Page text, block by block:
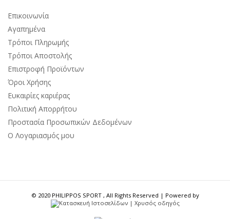
Επικοινωνία
Αγαπημένα
Τρόποι Πληρωμής
Τρόποι Αποστολής
Επιστροφή Προϊόντων
Όροι Χρήσης
Ευκαιρίες καριέρας
Πολιτική Απορρήτου
Προστασία Προσωπικών Δεδομένων
Ο Λογαριασμός μου
© 2020 PHILIPPOS SPORT , All Rights Reserved | Powered by